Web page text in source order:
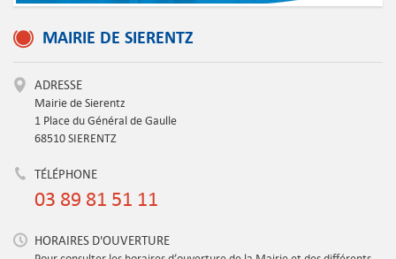
MAIRIE DE SIERENTZ
ADRESSE
Mairie de Sierentz
1 Place du Général de Gaulle
68510 SIERENTZ
TÉLÉPHONE
03 89 81 51 11
HORAIRES D'OUVERTURE